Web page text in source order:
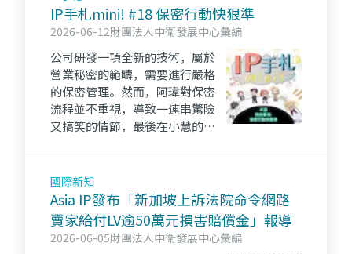
IP手札mini! #18 保密行動快狠準
2026-06-12財團法人中衛發展中心彙編
公司研發一項全新的技術，屬於
營業秘密的範疇，需要進行嚴格
的保密管理。然而，阿瑋對保密
流程並不重視，導致一連串驚險
又搞笑的情節，最後在小慧的幫
國際新知
Asia IP發布「新加坡上訴法院命令網路
賣家給付LV逾50萬元損害賠償金」報導
2026-06-05財團法人中衛發展中心彙編